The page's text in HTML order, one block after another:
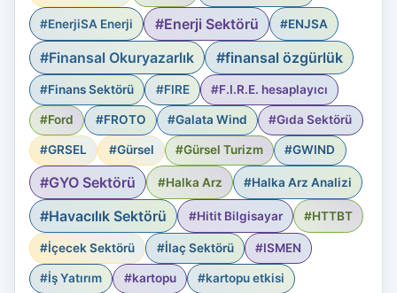
#EnerjiSA Enerji #Enerji Sektörü #ENJSA
#Finansal Okuryazarlık #finansal özgürlük
#Finans Sektörü #FIRE #F.I.R.E. hesaplayıcı
#Ford #FROTO #Galata Wind #Gıda Sektörü
#GRSEL #Gürsel #Gürsel Turizm #GWIND
#GYO Sektörü #Halka Arz #Halka Arz Analizi
#Havacılık Sektörü #Hitit Bilgisayar #HTTBT
#İçecek Sektörü #İlaç Sektörü #ISMEN
#İş Yatırım #kartopu #kartopu etkisi